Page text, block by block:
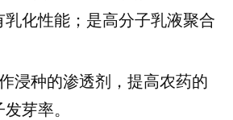
化性能；是高分子乳液聚合
浸种的渗透剂，提高农药的
芽率。